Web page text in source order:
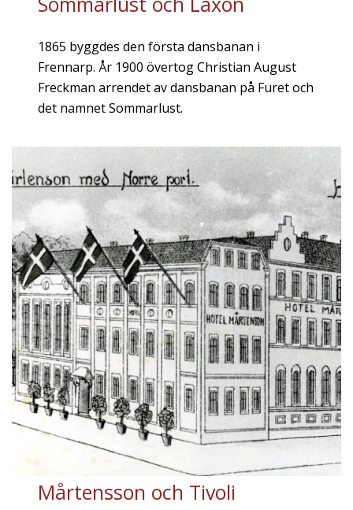
1865 byggdes den första dansbanan i
Frennarp. År 1900 övertog Christian August
Freckman arrendet av dansbanan på Furet och
det namnet Sommarlust.
Mårtensson och Tivoli